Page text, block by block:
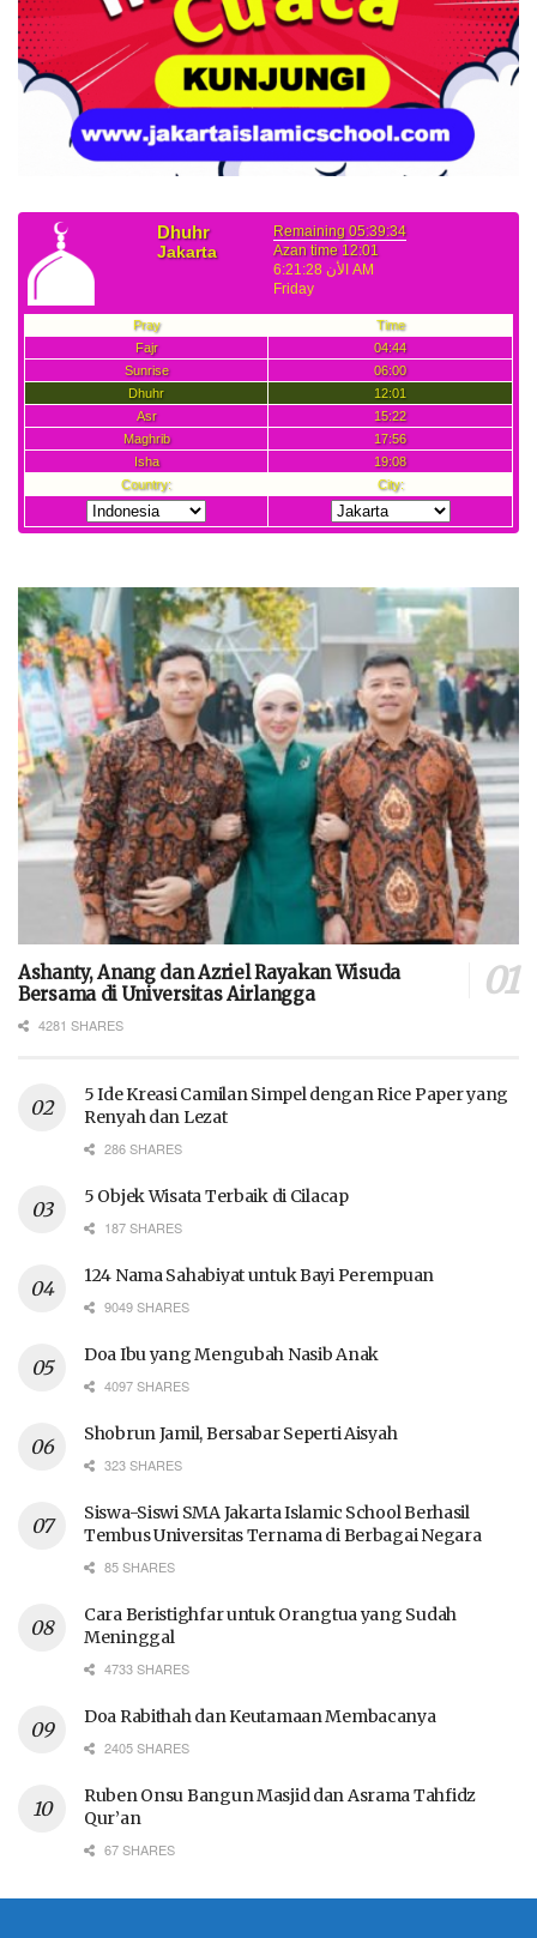
Ashanty, Anang dan Azriel Rayakan Wisuda
Bersama di Universitas Airlangga
4281 SHARES
5 Ide Kreasi Camilan Simpel dengan Rice Paper yang
Renyah dan Lezat
286 SHARES
5 Objek Wisata Terbaik di Cilacap
187 SHARES
124 Nama Sahabiyat untuk Bayi Perempuan
9049 SHARES
Doa Ibu yang Mengubah Nasib Anak
4097 SHARES
Shobrun Jamil, Bersabar Seperti Aisyah
323 SHARES
Siswa-Siswi SMA Jakarta Islamic School Berhasil
Tembus Universitas Ternama di Berbagai Negara
85 SHARES
Cara Beristighfar untuk Orangtua yang Sudah
Meninggal
4733 SHARES
Doa Rabithah dan Keutamaan Membacanya
2405 SHARES
Ruben Onsu Bangun Masjid dan Asrama Tahfidz
Qur’an
67 SHARES